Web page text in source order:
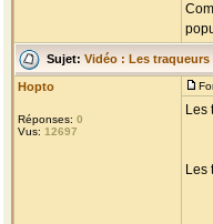
Sujet: Vidéo : Les traqueurs
Hopto
Réponses: 0
Vus: 12697
Les
Les